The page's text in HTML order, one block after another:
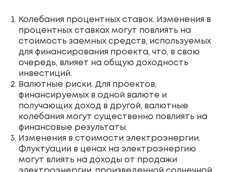
Колебания процентных ставок. Изменения в
процентных ставках могут повлиять на
стоимость заемных средств, используемых
для финансирования проекта, что, в свою
очередь, влияет на общую доходность
инвестиций.
Валютные риски. Для проектов,
финансируемых в одной валюте и
получающих доход в другой, валютные
колебания могут существенно повлиять на
финансовые результаты.
Изменения в стоимости электроэнергии.
Флуктуации в ценах на электроэнергию
могут влиять на доходы от продажи